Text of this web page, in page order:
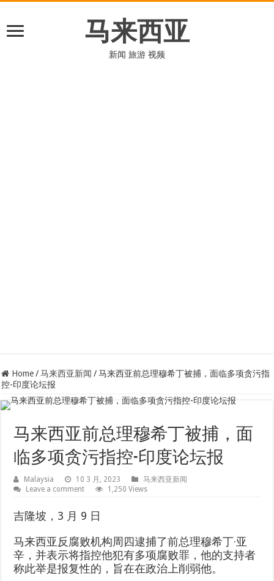
马来西亚
新闻 旅游 视频
Home / 马来西亚新闻 / 马来西亚前总理穆希丁被捕，面临多项贪污指
控-印度论坛报
马来西亚前总理穆希丁被捕，面
临多项贪污指控-印度论坛报
Malaysia 10 3 月, 2023
马来西亚新闻
Leave a comment
1,250 Views
吉隆坡，3 月 9 日
马来西亚反腐败机构周四逮捕了前总理穆希丁·亚
辛，并表示将指控他犯有多项腐败罪，他的支持者
称此举是报复性的，旨在在政治上削弱他。